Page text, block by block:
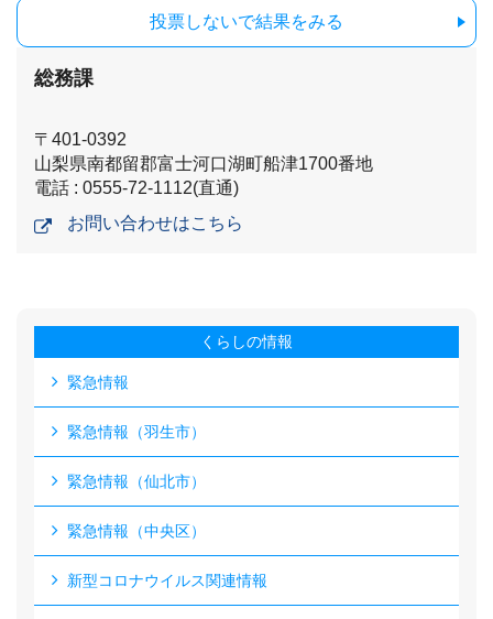
投票しないで結果をみる
総務課
〒401-0392
山梨県南都留郡富士河口湖町船津1700番地
電話 : 0555-72-1112(直通)
お問い合わせはこちら
くらしの情報
緊急情報
緊急情報（羽生市）
緊急情報（仙北市）
緊急情報（中央区）
新型コロナウイルス関連情報